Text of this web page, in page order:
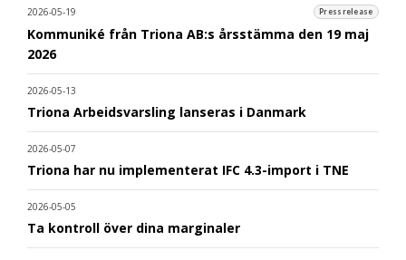
2026-05-19 Pressrelease
Kommuniké från Triona AB:s årsstämma den 19 maj
2026
2026-05-13
Triona Arbeidsvarsling lanseras i Danmark
2026-05-07
Triona har nu implementerat IFC 4.3-import i TNE
2026-05-05
Ta kontroll över dina marginaler